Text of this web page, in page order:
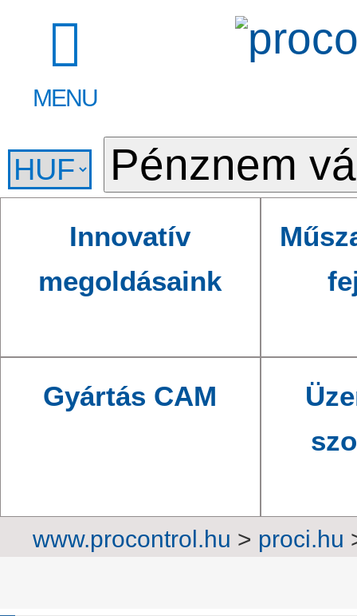
MENU
Innovatív
megoldásaink
Gyártás CAM
www.procontrol.hu > proci.hu